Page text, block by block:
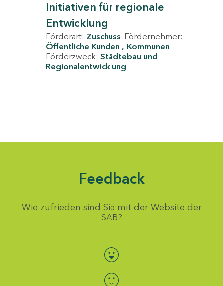
Initiativen für regionale
Entwicklung
Förderart: Zuschuss Fördernehmer:
Öffentliche Kunden
Kommunen
Förderzweck: Städtebau und
Regionalentwicklung
Feedback
Wie zufrieden sind Sie mit der Website der
SAB?
Bewertung auswählen